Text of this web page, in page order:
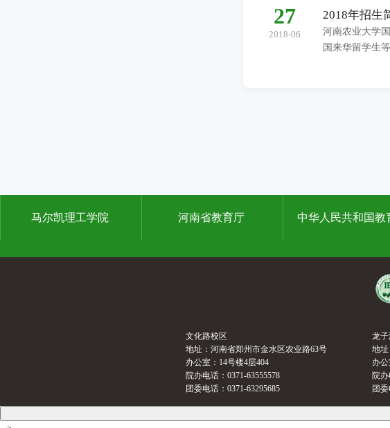
27
2018-06
2018年招生
河南农业大学
国来华留学生
马尔凯理工学院 河南省教育厅 中华人民共和国教
文化路校区 龙子
地址：河南省郑州市金水区农业路63号
地
办公室：14号楼4层404
办
院办电话：0371-63555578
院办
团委电话：0371-63295685
团